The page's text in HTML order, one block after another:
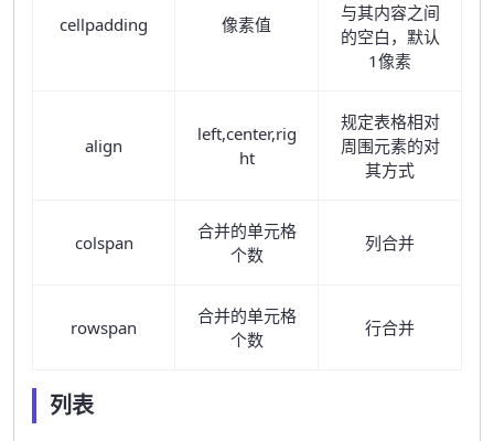
cellpadding 像素值
与其内容之间
的空白，默认
1像素
align
left,center,rig
ht
规定表格相对
周围元素的对
其方式
colspan
合并的单元格
个数
列合并
rowspan
合并的单元格
个数
行合并
列表